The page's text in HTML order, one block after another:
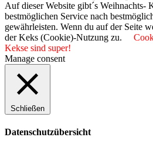
Auf dieser Website gibt´s Weihnachts-
bestmöglichen Service nach
gewährleisten. Wenn du auf der Seite
der Keks (Cookie)-Nutzung zu.
Kekse sind super!
Manage consent
Schließen
Datenschutzübersicht